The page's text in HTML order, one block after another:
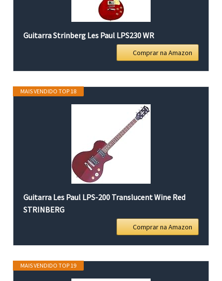
Guitarra Strinberg Les Paul LPS230 WR
Comprar na Amazon
MAIS VENDIDO TOP 18
Guitarra Les Paul LPS-200 Translucent Wine Red
STRINBERG
Comprar na Amazon
MAIS VENDIDO TOP 19